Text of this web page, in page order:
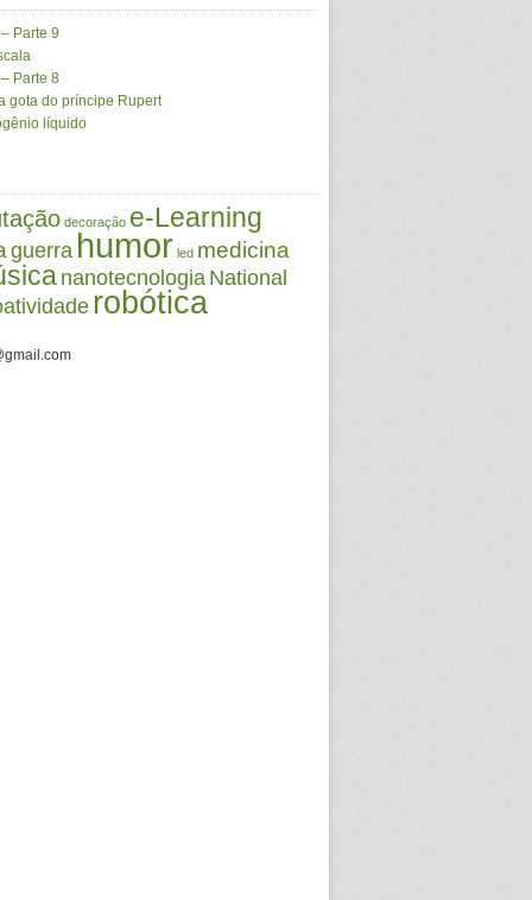
Parte 9
Parte 8
gota do príncipe Rupert
líquido
decoração e-Learning
guerra humor led medicina
nanotecnologia National
robótica